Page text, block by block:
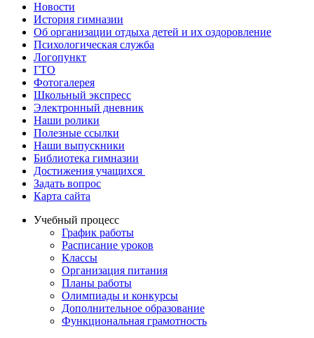
Новости
История гимназии
Об организации отдыха детей и их оздоровление
Психологическая служба
Логопункт
ГТО
Фотогалерея
Школьный экспресс
Электронный дневник
Наши ролики
Полезные ссылки
Наши выпускники
Библиотека гимназии
Достижения учащихся
Задать вопрос
Карта сайта
Учебный процесс
График работы
Расписание уроков
Классы
Организация питания
Планы работы
Олимпиады и конкурсы
Дополнительное образование
Функциональная грамотность